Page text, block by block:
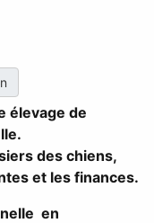
élevage de
des chiens,
et les finances.
en